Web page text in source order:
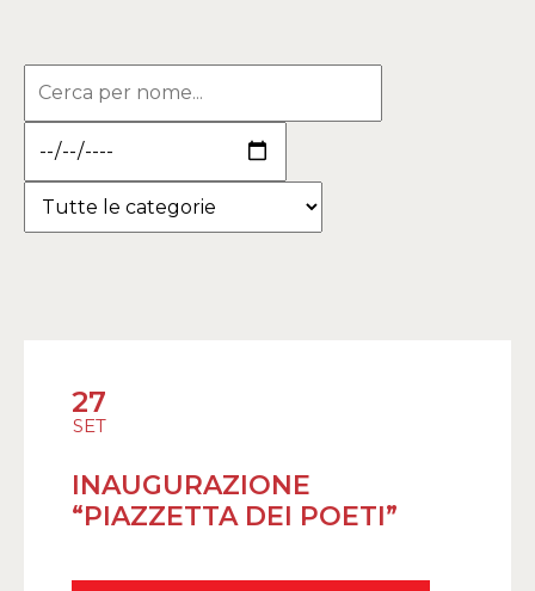
27
SET
INAUGURAZIONE
“PIAZZETTA DEI POETI”